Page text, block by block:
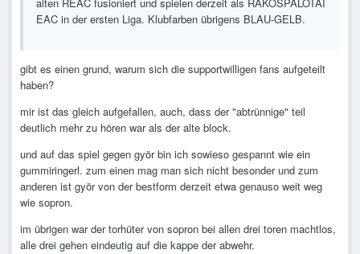
alten REAC fusioniert und spielen derzeit als RAKOSPALOTAI
EAC in der ersten Liga. Klubfarben übrigens BLAU-GELB.
gibt es einen grund, warum sich die supportwilligen fans aufgeteilt
haben?
mir ist das gleich aufgefallen, auch, dass der "abtrünnige" teil
deutlich mehr zu hören war als der alte block.
und auf das spiel gegen györ bin ich sowieso gespannt wie ein
gummiringerl. zum einen mag man sich nicht besonder und zum
anderen ist györ von der bestform derzeit etwa genauso weit weg
wie sopron.
im übrigen war der torhüter von sopron bei allen drei toren machtlos,
alle drei gehen eindeutig auf die kappe der abwehr.